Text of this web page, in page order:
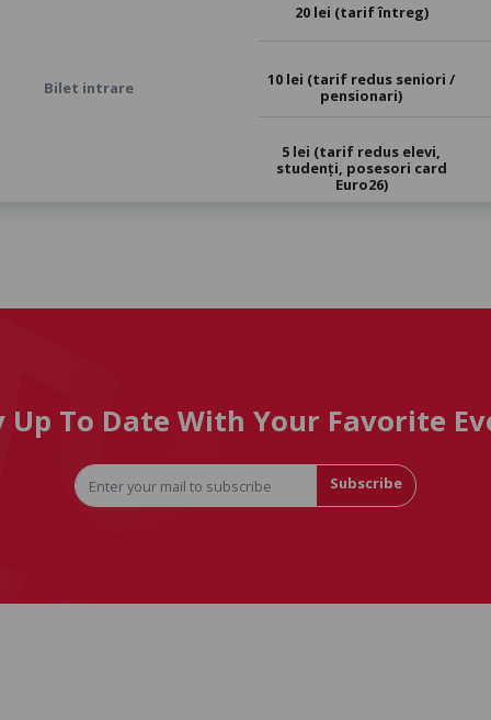
Bilet intrare
20 lei (tarif întreg)
10 lei (tarif redus seniori /
pensionari)
5 lei (tarif redus elevi,
studenți, posesori card
Euro26)
Up To Date With Your Favorite
Subscribe